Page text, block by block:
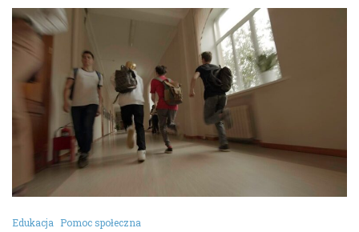
Edukacja Pomoc społeczna